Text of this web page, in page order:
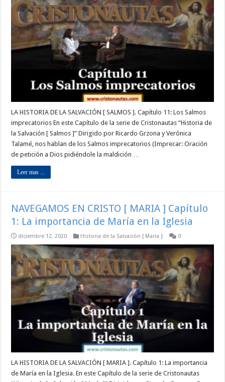
LA HISTORIA DE LA SALVACIÓN [ SALMOS ]. Capítulo 11: Los Salmos
imprecatorios En este Capítulo de la serie de Cristonautas “Historia de
la Salvación [ Salmos ]” Dirigido por Ricardo Grzona y Verónica
Talamé, nos hablan de los Salmos imprecatorios (Imprecar: Oración
de petición a Dios pidiéndole la maldición …
Leer mas ...
NAVEGAMOS EN CRISTO [ MARIA ] Capítulo
1: La importancia de María en la Iglesia
diciembre 12, 2020 Historia de la Salvación [ María ] 0
LA HISTORIA DE LA SALVACIÓN [ MARIA ]. Capítulo 1: La importancia
de María en la Iglesia. En este Capítulo de la serie de Cristonautas